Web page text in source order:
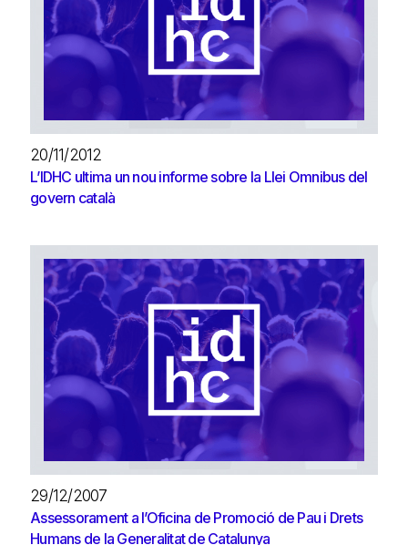
20/11/2012
L’IDHC ultima un nou informe sobre la Llei Omnibus del
govern català
29/12/2007
Assessorament a l’Oficina de Promoció de Pau i Drets
Humans de la Generalitat de Catalunya